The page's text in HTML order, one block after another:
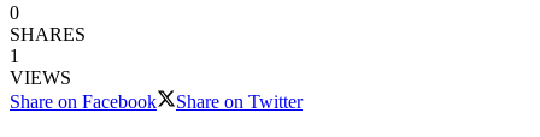
0
SHARES
1
VIEWS
Share on Facebook
Share on Twitter